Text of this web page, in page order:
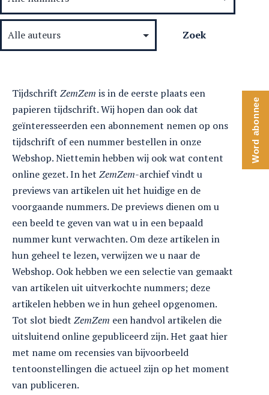
Tijdschrift ZemZem is in de eerste plaats een
papieren tijdschrift. Wij hopen dan ook dat
geïnteresseerden een abonnement nemen op ons
tijdschrift of een nummer bestellen in onze
Webshop. Niettemin hebben wij ook wat content
online gezet. In het ZemZem-archief vindt u
previews van artikelen uit het huidige en de
voorgaande nummers. De previews dienen om u
een beeld te geven van wat u in een bepaald
nummer kunt verwachten. Om deze artikelen in
hun geheel te lezen, verwijzen we u naar de
Webshop. Ook hebben we een selectie van gemaakt
van artikelen uit uitverkochte nummers; deze
artikelen hebben we in hun geheel opgenomen.
Tot slot biedt ZemZem een handvol artikelen die
uitsluitend online gepubliceerd zijn. Het gaat hier
met name om recensies van bijvoorbeeld
tentoonstellingen die actueel zijn op het moment
van publiceren.
Word abonnee